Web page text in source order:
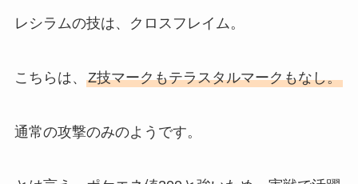
レシラムの技は、クロスフレイム。
こちらは、 Z技マークもテラスタルマークもなし。
通常の攻撃のみのようです。